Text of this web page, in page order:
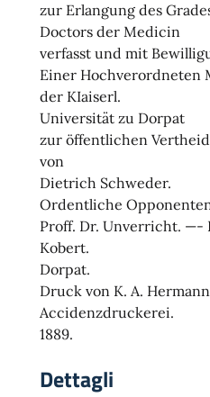
zur Erlangung des
Doctors der Medicin
verfasst und mit
Einer Hochverordneten
der KIaiserl.
Universität zu Dorpat
zur öffentlichen
von
Dietrich Schweder.
Ordentliche
Proff. Dr. Unverricht. —-
Kobert.
Dorpat.
Druck von K. A.
Accidenzdruckerei.
1889.
Dettagli